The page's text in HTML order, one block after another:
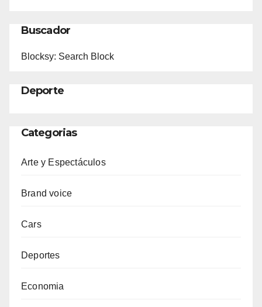
Buscador
Blocksy: Search Block
Deporte
Categorias
Arte y Espectáculos
Brand voice
Cars
Deportes
Economia